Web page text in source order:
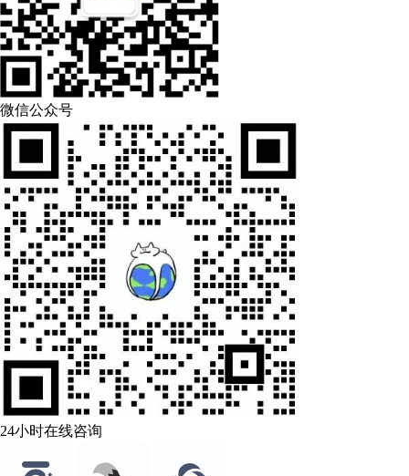
微信公众号
24小时在线咨询